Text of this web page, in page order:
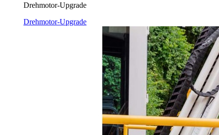
Drehmotor-Upgrade
Drehmotor-Upgrade